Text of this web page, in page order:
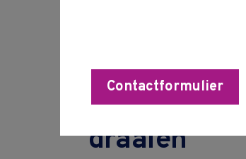
Inhoud
draaien
Contactformulier